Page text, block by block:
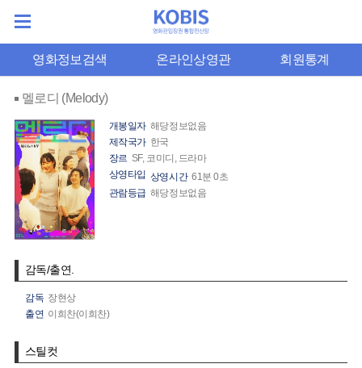
영화정보검색 온라인상영관 회원통계
멜로디 (Melody)
개봉일자 해당정보없음
제작국가 한국
장르 SF, 코미디, 드라마
상영타입 상영시간 61분 0초
관람등급 해당정보없음
감독/출연.
감독 장현상
출연 이희찬(이희찬)
스틸컷